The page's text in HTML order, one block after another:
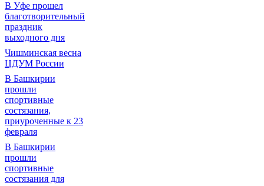
В Уфе прошел
благотворительный
праздник
выходного дня
Чишминская весна
ЦДУМ России
В Башкирии
прошли
спортивные
состязания,
приуроченные к 23
февраля
В Башкирии
прошли
спортивные
состязания для